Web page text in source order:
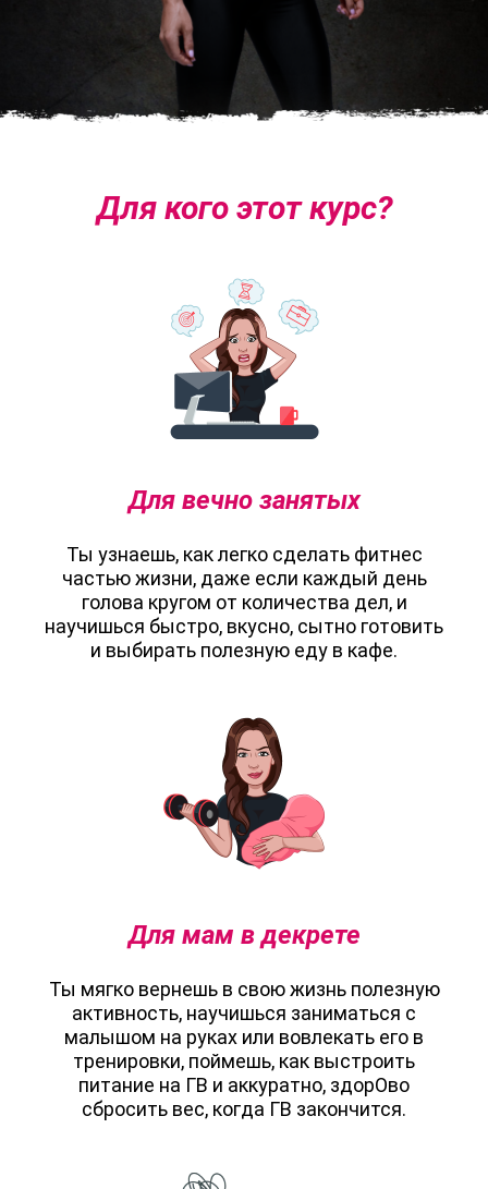
Для кого этот курс?
Для вечно занятых
Ты узнаешь, как легко сделать фитнес
частью жизни, даже если каждый день
голова кругом от количества дел, и
научишься быстро, вкусно, сытно готовить
и выбирать полезную еду в кафе.
Для мам в декрете
Ты мягко вернешь в свою жизнь полезную
активность, научишься заниматься с
малышом на руках или вовлекать его в
тренировки, поймешь, как выстроить
питание на ГВ и аккуратно, здорОво
сбросить вес, когда ГВ закончится.